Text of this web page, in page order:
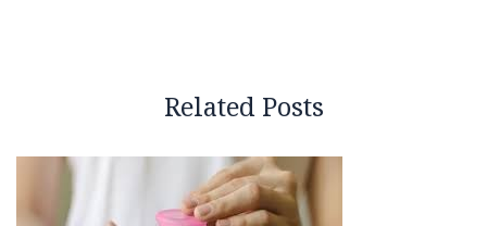
Related Posts